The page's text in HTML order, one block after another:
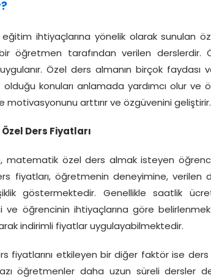
ihtiyaçlarına yönelik olarak sunulan
öğretmen tarafından verilen derslerdir.
Özel ders almanın birçok faydası
olduğu konuları anlamada yardımcı olur ve
motivasyonunu arttırır ve özgüvenini geliştirir.
Ders Fiyatları
matematik özel ders almak isteyen
fiyatları, öğretmenin deneyimine, verilen
göstermektedir. Genellikle saatlik
ve öğrencinin ihtiyaçlarına göre
indirimli fiyatlar uygulayabilmektedir.
fiyatlarını etkileyen bir diğer faktör ise ders
öğretmenler daha uzun süreli dersler